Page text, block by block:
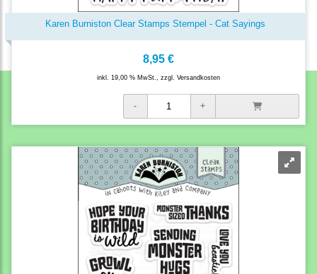
Karen Burniston Clear Stamps Stempel - Cat Sayings
8,95 €
inkl. 19,00 % MwSt., zzgl. Versandkosten